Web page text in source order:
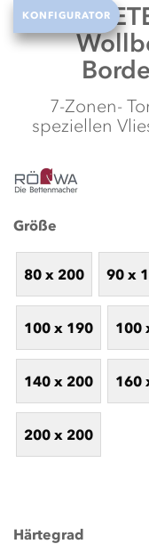
Anfang
der
Bildergalerie
KONFIGURATOR
Röwa
7-Zonen-
speziellen
Größe
80 x 200 90 x
100 x 190 100
140 x 200 160
200 x 200
Härtegrad